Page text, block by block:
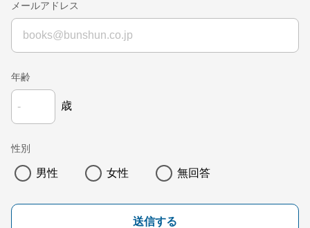
メールアドレス
年齢
歳
性別
男性 女性 無回答
送信する